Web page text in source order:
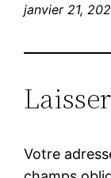
janvier 21,
Votre